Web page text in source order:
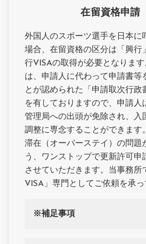
在留資格申請
外国人のスポーツ選手を日本に
場合、在留資格の区分は「興行
行VISAの取得が必要となりま
は、申請人に代わって申請書等
とが認められた「申請取次行政
を有しておりますので、申請人
管理局への出頭が免除され、入
調整に専念することができます
滞在（オーバーステイ）の問題
う、ワンストップで更新許可申
させていただきます。当事務所
VISA」専門としてご依頼を承っ
※補足事項